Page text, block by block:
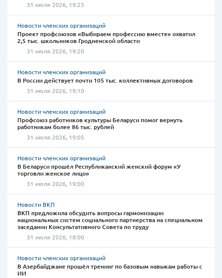
31 июля 2026, 19:25
Новости членских организаций
Проект профсоюзов «Выбираем профессию вместе» охватил
2,5 тыс. школьников Гродненской области
31 июля 2026, 19:20
Новости членских организаций
В России действует почти 105 тыс. коллективных договоров
31 июля 2026, 19:10
Новости членских организаций
Профсоюз работников культуры Беларуси помог вернуть
работникам более 86 тыс. рублей
31 июля 2026, 19:05
Новости членских организаций
В Беларуси прошёл Республиканский женский форум «У
торговли женское лицо»
31 июля 2026, 19:00
Новости ВКП
ВКП предложила обсудить вопросы гармонизации
национальных систем социального партнерства на специальном
заседании Консультативного Совета по труду
31 июля 2026, 18:00
Новости членских организаций
В Азербайджане прошёл тренинг по базовым навыкам работы с
ИИ